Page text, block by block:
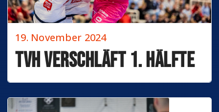
TVH verschläft 1. Hälfte
19. November 2024